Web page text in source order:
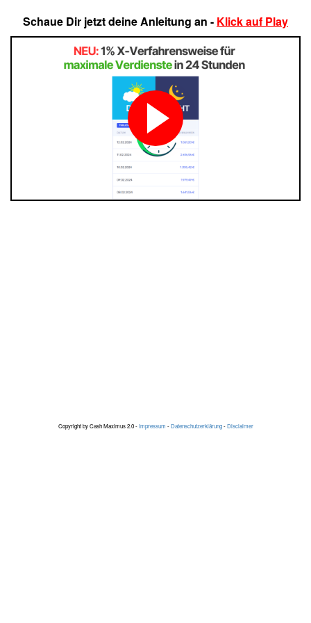
Schaue Dir jetzt deine Anleitung an - Klick auf Play
Copyright by Cash Maximus 2.0 -Impressum -Datenschutzerklärung-Disclaimer